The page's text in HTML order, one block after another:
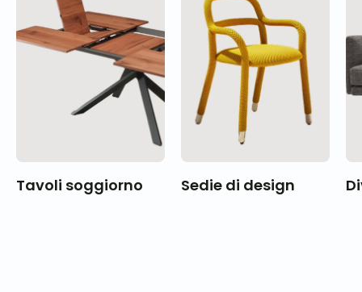
Tavoli soggiorno Sedie di design